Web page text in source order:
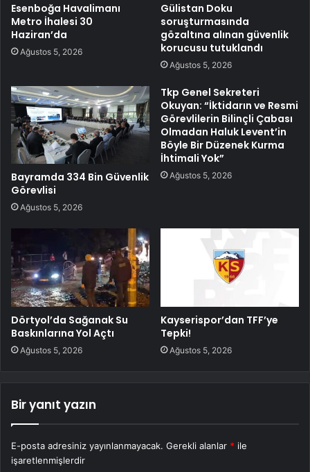
Esenboğa Havalimanı
Metro İhalesi 30
Haziran’da
Ağustos 5, 2026
Gülistan Doku
soruşturmasında
gözaltına alınan güvenlik
korucusu tutuklandı
Ağustos 5, 2026
Bayramda 334 Bin Güvenlik
Görevlisi
Ağustos 5, 2026
Tkp Genel Sekreteri
Okuyan: “İktidarın ve Resmi
Görevlilerin Bilinçli Çabası
Olmadan Haluk Levent’in
Böyle Bir Düzenek Kurma
İhtimali Yok”
Ağustos 5, 2026
Dörtyol’da Sağanak Su
Baskınlarına Yol Açtı
Ağustos 5, 2026
Kayserispor’dan TFF’ye
Tepki!
Ağustos 5, 2026
Bir yanıt yazın
E-posta adresiniz yayınlanmayacak. Gerekli alanlar * ile
işaretlenmişlerdir